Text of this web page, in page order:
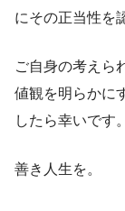
にその正当性を
ご自身の考えら
値観を明らかに
したら幸いです。
善き人生を。